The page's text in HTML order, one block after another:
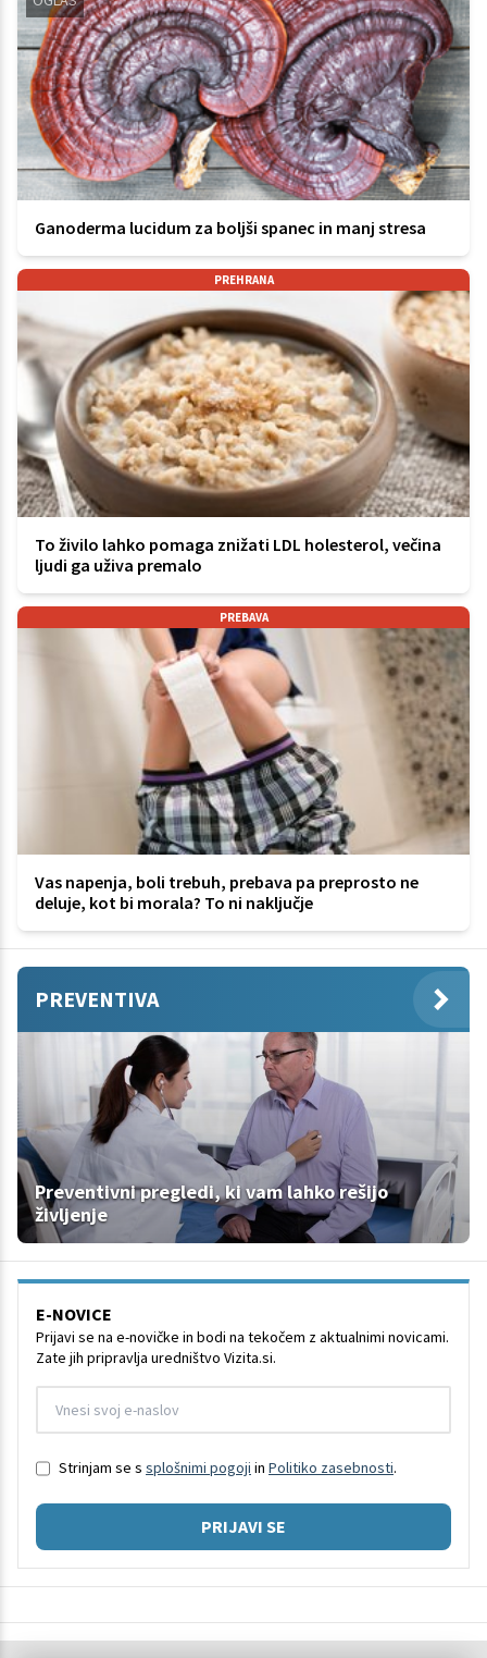
Ganoderma lucidum za boljši spanec in manj stresa
PREHRANA
To živilo lahko pomaga znižati LDL holesterol, večina
ljudi ga uživa premalo
PREBAVA
Vas napenja, boli trebuh, prebava pa preprosto ne
deluje, kot bi morala? To ni naključje
PREVENTIVA
Preventivni pregledi, ki vam lahko rešijo
življenje
E-NOVICE
Prijavi se na e-novičke in bodi na tekočem z aktualnimi novicami.
Zate jih pripravlja uredništvo Vizita.si.
Strinjam se s splošnimi pogoji in Politiko zasebnosti.
PRIJAVI SE